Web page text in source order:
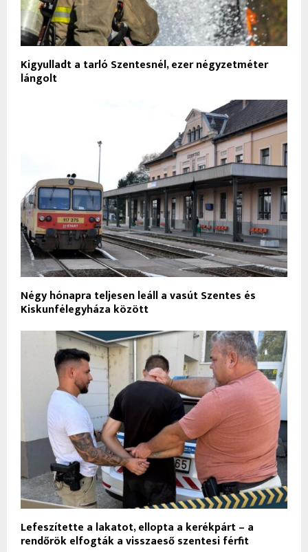
Kigyulladt a tarló Szentesnél, ezer négyzetméter
lángolt
Négy hónapra teljesen leáll a vasút Szentes és
Kiskunfélegyháza között
Lefeszítette a lakatot, ellopta a kerékpárt – a
rendőrök elfogták a visszaeső szentesi férfit